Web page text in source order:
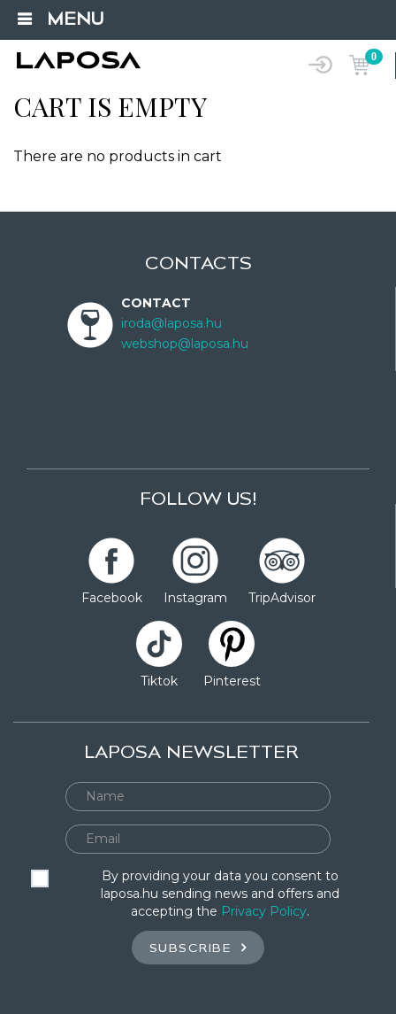
MENU
0
CART IS EMPTY
There are no products in cart
CONTACTS
CONTACT
iroda@laposa.hu
webshop@laposa.hu
FOLLOW US!
Facebook Instagram TripAdvisor
Tiktok Pinterest
LAPOSA NEWSLETTER
By providing your data you consent to
laposa.hu sending news and offers and
accepting the Privacy Policy.
SUBSCRIBE